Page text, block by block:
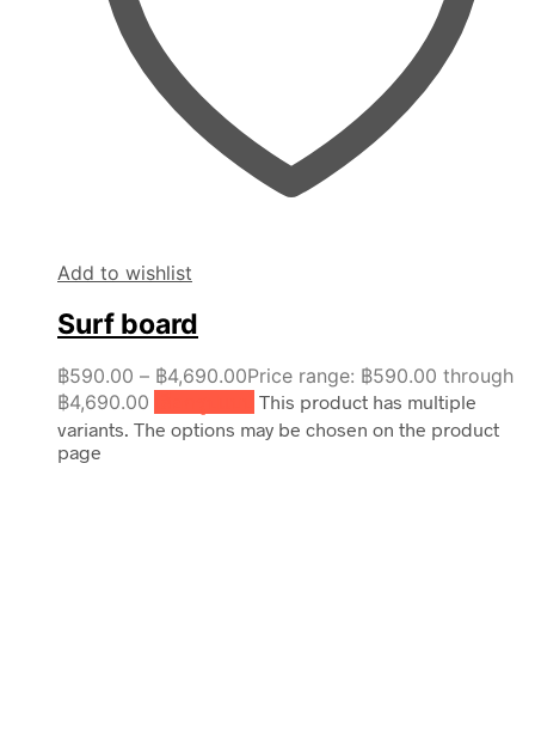
Add to wishlist
Surf board
฿590.00 – ฿4,690.00Price range: ฿590.00 through
฿4,690.00
This product has multiple
variants. The options may be chosen on the product
page